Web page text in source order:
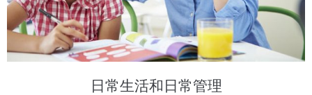
日常生活和日常管理